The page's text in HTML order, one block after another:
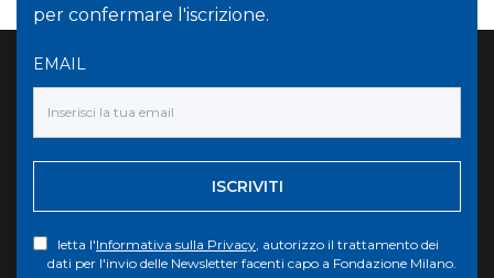
per confermare l'iscrizione.
EMAIL
ISCRIVITI
letta l'Informativa sulla Privacy , autorizzo il trattamento dei
dati per l'invio delle Newsletter facenti capo a Fondazione Milano.